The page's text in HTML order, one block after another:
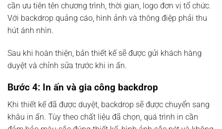
cần ưu tiên tên chương trình, thời gian, logo đơn vị tổ chức.
Với backdrop quảng cáo, hình ảnh và thông điệp phải thu
hút ánh nhìn.
Sau khi hoàn thiện, bản thiết kế sẽ được gửi khách hàng
duyệt và chỉnh sửa trước khi in ấn.
Bước 4: In ấn và gia công backdrop
Khi thiết kế đã được duyệt, backdrop sẽ được chuyển sang
khâu in ấn. Tùy theo chất liệu đã chọn, quá trình in cần